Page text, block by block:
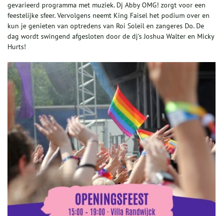
gevarieerd programma met muziek. Dj Abby OMG! zorgt voor een
feestelijke sfeer. Vervolgens neemt King Faisel het podium over en
kun je genieten van optredens van Roi Soleil en zangeres Do. De
dag wordt swingend afgesloten door de dj's Joshua Walter en Micky
Hurts!